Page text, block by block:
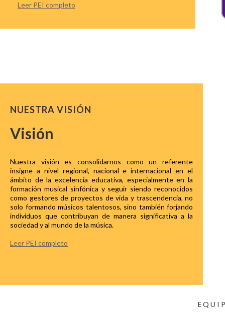
Leer PEI completo
NUESTRA VISIÓN
Visión
Nuestra visión es consolidarnos como un referente
insigne a nivel regional, nacional e internacional en el
ámbito de la excelencia educativa, especialmente en la
formación musical sinfónica y seguir siendo reconocidos
como gestores de proyectos de vida y trascendencia, no
solo formando músicos talentosos, sino también forjando
individuos que contribuyan de manera significativa a la
sociedad y al mundo de la música.
Leer PEI completo